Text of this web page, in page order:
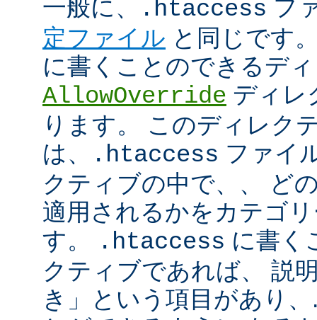
一般に、 .htaccess フ
定ファイル と同じです
に書くことのできるデ
AllowOverride ディレ
ります。 このディレク
は、
.htaccess ファイ
クティブの中で、、 ど
適用されるかをカテゴ
す。
.htaccess に書く
クティブであれば、 説
き」という項目があり